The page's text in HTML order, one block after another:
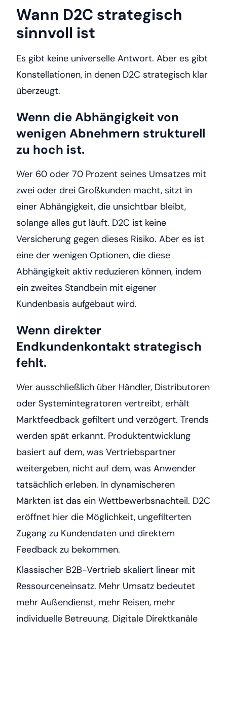
Wann D2C strategisch
sinnvoll ist
Es gibt keine universelle Antwort. Aber es gibt
Konstellationen, in denen D2C strategisch klar
überzeugt.
Wenn die Abhängigkeit von
wenigen Abnehmern strukturell
zu hoch ist.
Wer 60 oder 70 Prozent seines Umsatzes mit
zwei oder drei Großkunden macht, sitzt in
einer Abhängigkeit, die unsichtbar bleibt,
solange alles gut läuft. D2C ist keine
Versicherung gegen dieses Risiko. Aber es ist
eine der wenigen Optionen, die diese
Abhängigkeit aktiv reduzieren können, indem
ein zweites Standbein mit eigener
Kundenbasis aufgebaut wird.
Wenn direkter
Endkundenkontakt strategisch
fehlt.
Wer ausschließlich über Händler, Distributoren
oder Systemintegratoren vertreibt, erhält
Marktfeedback gefiltert und verzögert. Trends
werden spät erkannt. Produktentwicklung
basiert auf dem, was Vertriebspartner
weitergeben, nicht auf dem, was Anwender
tatsächlich erleben. In dynamischeren
Märkten ist das ein Wettbewerbsnachteil. D2C
eröffnet hier die Möglichkeit, ungefilterten
Zugang zu Kundendaten und direktem
Feedback zu bekommen.
Klassischer B2B-Vertrieb skaliert linear mit
Ressourceneinsatz. Mehr Umsatz bedeutet
mehr Außendienst, mehr Reisen, mehr
individuelle Betreuung. Digitale Direktkanäle